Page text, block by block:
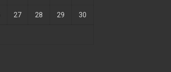
27 28 29 30